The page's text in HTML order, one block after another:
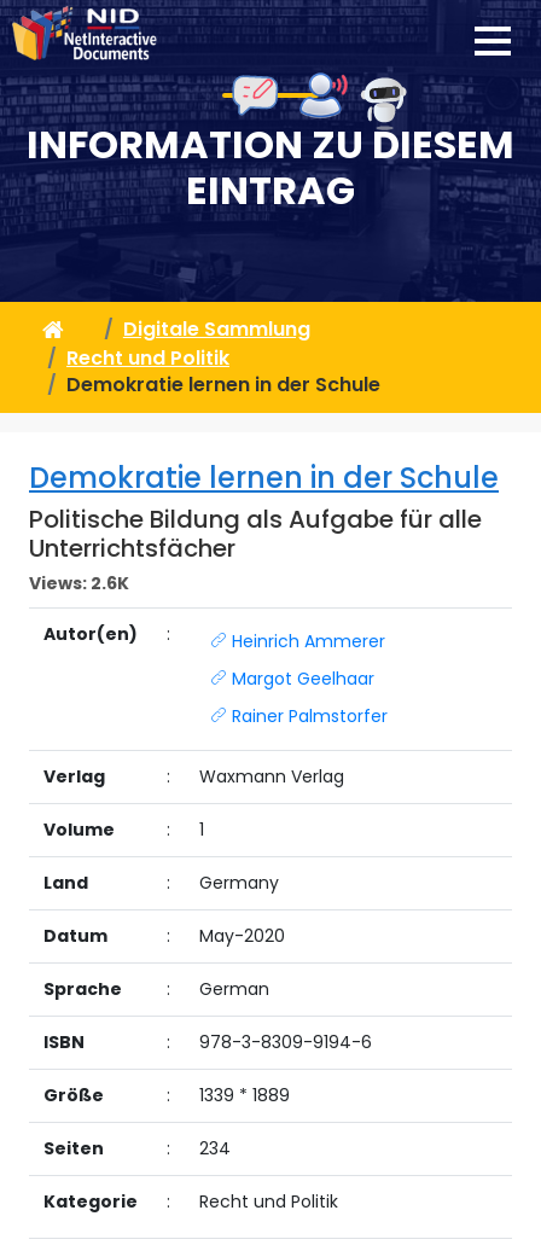
INFORMATION ZU DIESEM
EINTRAG
Digitale Sammlung
Recht und Politik
Demokratie lernen in der Schule
Demokratie lernen in der Schule
Politische Bildung als Aufgabe für alle
Unterrichtsfächer
Views: 2.6K
Autor(en) :
Heinrich Ammerer
Margot Geelhaar
Rainer Palmstorfer
Verlag : Waxmann Verlag
Volume : 1
Land : Germany
Datum : May-2020
Sprache : German
ISBN : 978-3-8309-9194-6
Größe : 1339 * 1889
Seiten : 234
Kategorie : Recht und Politik